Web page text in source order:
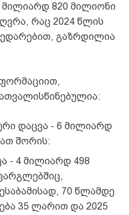
მილიარდ 820 მილიონი
რაც 2024 წლის
გაზრდილია
დაცვა - 6 მილიარდ
შორის:
- 4 მილიარდ 498
70 წლამდე
35 ლარით და 2025